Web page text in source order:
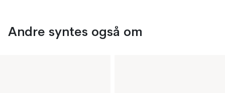
Andre syntes også om